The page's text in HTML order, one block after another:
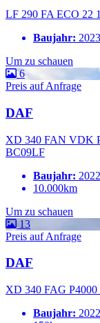
LF 290 FA ECO 22
Baujahr: 2023
Um zu schauen
6
Preis auf Anfrage
DAF
XD 340 FAN VDK
BC09LF
Baujahr: 2022
10.000km
Um zu schauen
13
Preis auf Anfrage
DAF
XD 340 FAG
Baujahr: 2022